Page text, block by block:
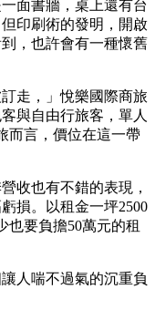
面書牆，桌上還有台
印刷術的發明，開啟
，也許會有一種懷舊
走，」悅樂國際商旅
與自由行旅客，單人
而言，價位在這一帶
收也有不錯的表現，
損。以租金一坪2500
也要負擔50萬元的租
人喘不過氣的沉重負